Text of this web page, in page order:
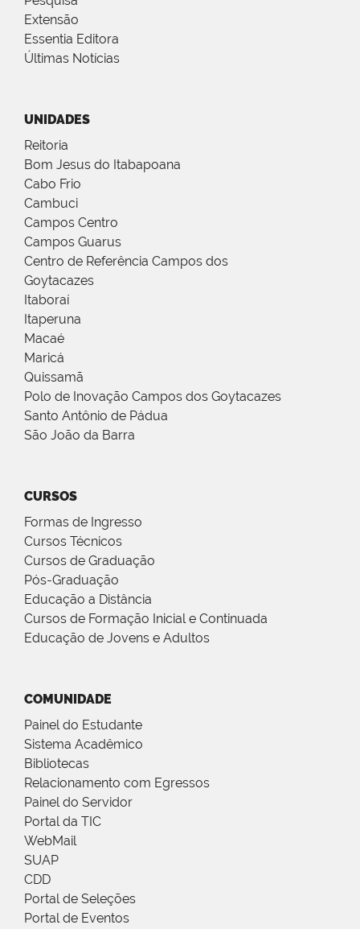
Extensão
Essentia Editora
Últimas Notícias
UNIDADES
Reitoria
Bom Jesus do Itabapoana
Cabo Frio
Cambuci
Campos Centro
Campos Guarus
Centro de Referência Campos dos
Goytacazes
Itaboraí
Itaperuna
Macaé
Maricá
Quissamã
Polo de Inovação Campos dos Goytacazes
Santo Antônio de Pádua
São João da Barra
CURSOS
Formas de Ingresso
Cursos Técnicos
Cursos de Graduação
Pós-Graduação
Educação a Distância
Cursos de Formação Inicial e Continuada
Educação de Jovens e Adultos
COMUNIDADE
Painel do Estudante
Sistema Acadêmico
Bibliotecas
Relacionamento com Egressos
Painel do Servidor
Portal da TIC
WebMail
SUAP
CDD
Portal de Seleções
Portal de Eventos